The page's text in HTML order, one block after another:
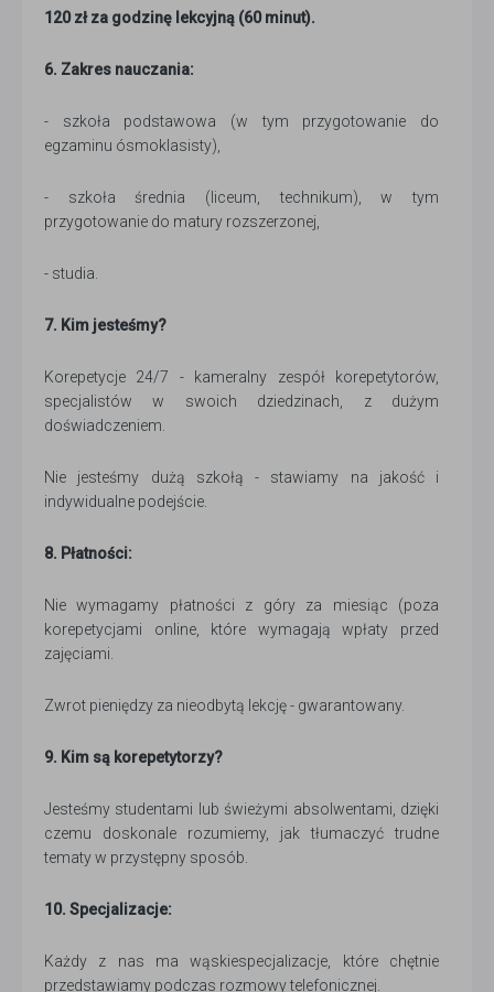
120 zł za godzinę lekcyjną (60 minut).
6. Zakres nauczania:
- szkoła podstawowa (w tym przygotowanie do
egzaminu ósmoklasisty),
- szkoła średnia (liceum, technikum), w tym
przygotowanie do matury rozszerzonej,
- studia.
7. Kim jesteśmy?
Korepetycje 24/7 - kameralny zespół korepetytorów,
specjalistów w swoich dziedzinach, z dużym
doświadczeniem.
Nie jesteśmy dużą szkołą - stawiamy na jakość i
indywidualne podejście.
8. Płatności:
Nie wymagamy płatności z góry za miesiąc (poza
korepetycjami online, które wymagają wpłaty przed
zajęciami.
Zwrot pieniędzy za nieodbytą lekcję - gwarantowany.
9. Kim są korepetytorzy?
Jesteśmy studentami lub świeżymi absolwentami, dzięki
czemu doskonale rozumiemy, jak tłumaczyć trudne
tematy w przystępny sposób.
10. Specjalizacje:
Każdy z nas ma wąskiespecjalizacje, które chętnie
przedstawiamy podczas rozmowy telefonicznej.